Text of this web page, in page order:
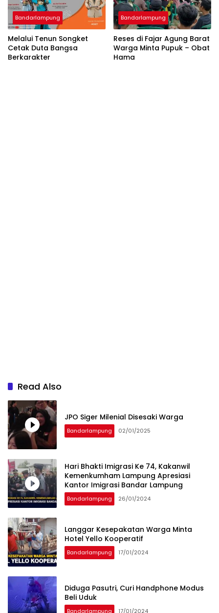
Bandarlampung
Melalui Tenun Songket
Cetak Duta Bangsa
Berkarakter
Bandarlampung
Reses di Fajar Agung Barat
Warga Minta Pupuk – Obat
Hama
Read Also
JPO Siger Milenial Disesaki Warga
Bandarlampung 02/01/2025
Hari Bhakti Imigrasi Ke 74, Kakanwil
Kemenkumham Lampung Apresiasi
Kantor Imigrasi Bandar Lampung
Bandarlampung 26/01/2024
Langgar Kesepakatan Warga Minta
Hotel Yello Kooperatif
Bandarlampung 17/01/2024
Diduga Pasutri, Curi Handphone Modus
Beli Uduk
Bandarlampung 17/01/2024